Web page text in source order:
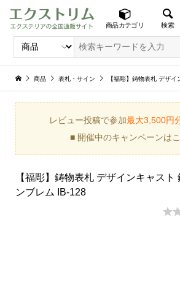
商品カテゴリ 検索
商品 表札・サイン 【福彫】鋳物表札 デザインキャ
レビュー投稿で参加最大3,500円
■ 開催中のキャンペーンは
【福彫】鋳物表札 デザインキャスト
ンブレム IB-128